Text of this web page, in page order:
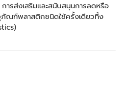
ารส่งเสริมและสนับสนุนการลดหรือ
ภัณฑ์พลาสติกชนิดใช้ครั้งเดียวทิ้ง